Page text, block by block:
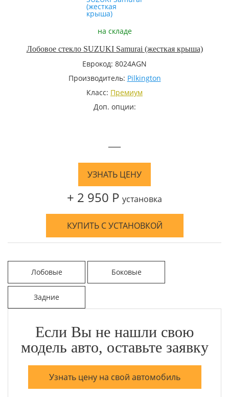
на складе
Лобовое стекло SUZUKI Samurai (жесткая крыша)
Еврокод: 8024AGN
Производитель: Pilkington
Класс: Премиум
Доп. опции:
—
УЗНАТЬ ЦЕНУ
+ 2 950 Р установка
КУПИТЬ С УСТАНОВКОЙ
Лобовые Боковые
Задние
Если Вы не нашли свою
модель авто, оставьте заявку
Узнать цену на свой автомобиль